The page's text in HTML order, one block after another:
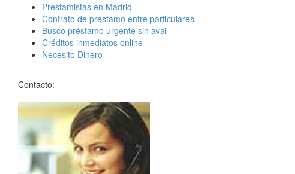
Prestamistas en Madrid
Contrato de préstamo entre particulares
Busco préstamo urgente sin aval
Créditos inmediatos online
Necesito Dinero
Contacto: